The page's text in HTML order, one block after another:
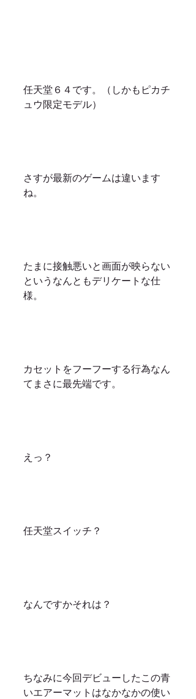
任天堂６４です。（しかもピカチ
ュウ限定モデル）
さすが最新のゲームは違います
ね。
たまに接触悪いと画面が映らない
というなんともデリケートな仕
様。
カセットをフーフーする行為なん
てまさに最先端です。
えっ？
任天堂スイッチ？
なんですかそれは？
ちなみに今回デビューしたこの青
いエアーマットはなかなかの使い